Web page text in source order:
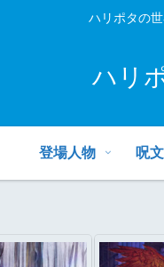
ハリポタの
ハリ
登場人物 呪文